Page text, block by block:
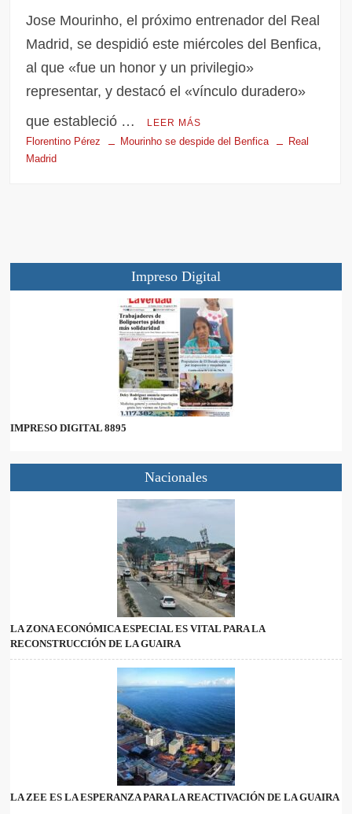
Jose Mourinho, el próximo entrenador del Real
Madrid, se despidió este miércoles del Benfica,
al que «fue un honor y un privilegio»
representar, y destacó el «vínculo duradero»
que estableció …
LEER MÁS
Florentino Pérez Mourinho se despide del Benfica
Real
Madrid
Impreso Digital
IMPRESO DIGITAL 8895
Nacionales
LA ZONA ECONÓMICA ESPECIAL ES VITAL PARA LA
RECONSTRUCCIÓN DE LA GUAIRA
LA ZEE ES LA ESPERANZA PARA LA REACTIVACIÓN DE LA GUAIRA